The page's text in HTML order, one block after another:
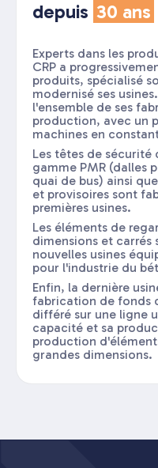
depuis 30 ans
Experts dans les
CRP a
produits, spécialisé
modernisé ses
l'ensemble de ses
production, avec un
machines en
Les têtes de sécurité
gamme PMR (dalles
quai de bus) ainsi
et provisoires sont
premières usines.
Les éléments de
dimensions et carrés
nouvelles usines
pour l'industrie du
Enfin, la dernière
fabrication de fonds
différé sur une ligne
capacité et sa
production
grandes dimensions.